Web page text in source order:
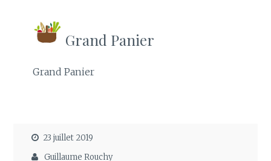
Grand Panier
Grand Panier
23 juillet 2019
Guillaume Rouchy